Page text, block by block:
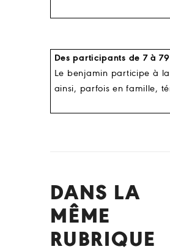
Des participants de 7 à
Le benjamin participe à
ainsi, parfois en famille,
DANS LA
MÊME
RUBRIQUE